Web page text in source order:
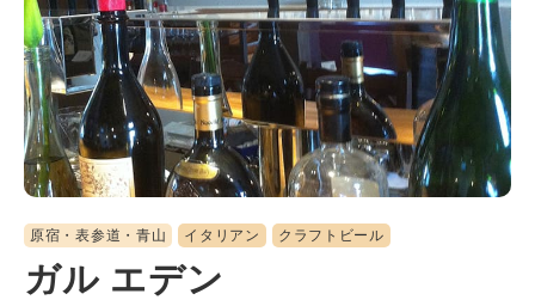
原宿・表参道・青山 イタリアン クラフトビール
ガル エデン